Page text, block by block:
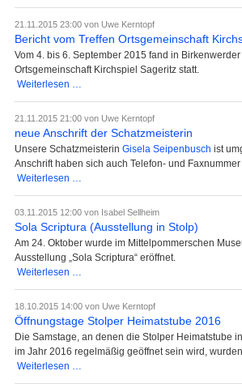
Zeichnung
benötigt
21.11.2015 23:00 von Uwe Kerntopf
Bericht vom Treffen Ortsgemeinschaft
Vom 4. bis 6. September 2015 fand in
Ortsgemeinschaft Kirchspiel Sageritz statt.
Weiterlesen …
Treffen
Ortsgemeinschaft
21.11.2015 21:00 von Uwe Kerntopf
neue Anschrift der Schatzmeisterin
Unsere Schatzmeisterin Gisela Seipenbusch ist
Anschrift haben sich auch Telefon- und
Weiterlesen …
Schatzmeisterin
03.11.2015 12:00 von Isabel Sellheim
Sola Scriptura (Ausstellung in Stolp)
Am 24. Oktober wurde im Mittelpommerschen
Ausstellung „Sola Scriptura“ eröffnet.
Weiterlesen …
(Ausstellung
in
18.10.2015 14:00 von Uwe Kerntopf
Öffnungstage Stolper Heimatstube 2016
Die Samstage, an denen die Stolper Heimatstube
im Jahr 2016 regelmäßig geöffnet sein wird,
Weiterlesen …